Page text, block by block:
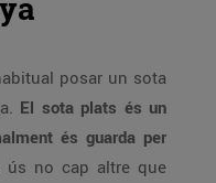
posar un sota
El sota plats és un
és guarda per
ús no cap altre que